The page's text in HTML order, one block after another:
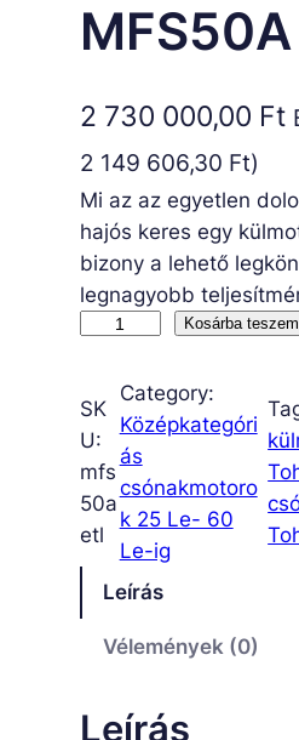
2 730 000,00 Ft
2 149 606,30 Ft)
Mi az az egyetlen
hajós keres egy
bizony a lehető
legnagyobb
5
0
A
E
T
Kosárba teszem
SK
U:
mfs
50a
etl
Category:
Középkategóri
ás
csónakmotoro
k 25 Le- 60
Le-ig
Leírás
Vélemények (0)
Leírás